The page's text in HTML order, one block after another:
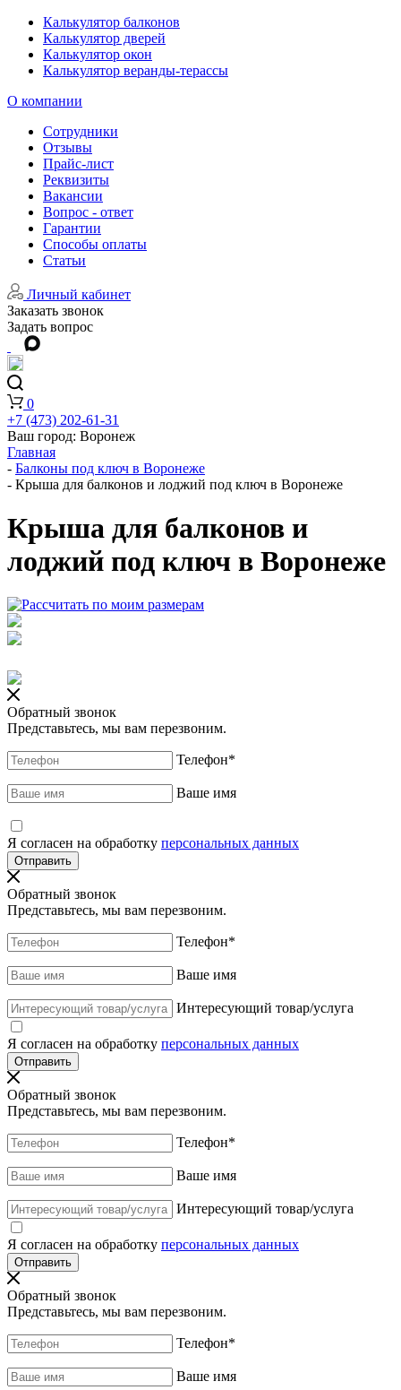
Калькулятор балконов
Калькулятор дверей
Калькулятор окон
Калькулятор веранды-терассы
О компании
Сотрудники
Отзывы
Прайс-лист
Реквизиты
Вакансии
Вопрос - ответ
Гарантии
Способы оплаты
Статьи
Личный кабинет
Заказать звонок
Задать вопрос
0
+7 (473) 202-61-31
Ваш город: Воронеж
Главная
- Балконы под ключ в Воронеже
- Крыша для балконов и лоджий под ключ в Воронеже
Крыша для балконов и
лоджий под ключ в Воронеже
Обратный звонок
Представьтесь, мы вам перезвоним.
Телефон*
Ваше имя
Я согласен на обработку персональных данных
Обратный звонок
Представьтесь, мы вам перезвоним.
Телефон*
Ваше имя
Интересующий товар/услуга
Я согласен на обработку персональных данных
Обратный звонок
Представьтесь, мы вам перезвоним.
Телефон*
Ваше имя
Интересующий товар/услуга
Я согласен на обработку персональных данных
Обратный звонок
Представьтесь, мы вам перезвоним.
Телефон*
Ваше имя